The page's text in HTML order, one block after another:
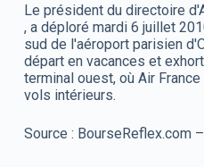
Le président du directoire
, a déploré mardi 6 juillet
sud de l'aéroport parisien
départ en vacances et
terminal ouest, où Air
vols intérieurs.
Source : BourseReflex.com